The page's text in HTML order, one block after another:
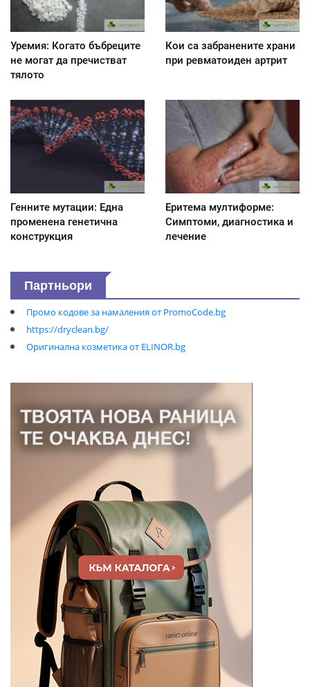
Уремия: Когато бъбреците
не могат да пречистват
тялото
Кои са забранените храни
при ревматоиден артрит
Генните мутации: Една
променена генетична
конструкция
Еритема мултиформе:
Симптоми, диагностика и
лечение
Партньори
Промо кодове за намаления от PromoCode.bg
https://dryclean.bg/
Оригинална козметика от ELINOR.bg